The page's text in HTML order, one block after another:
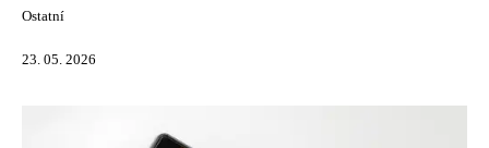
Ostatní
23. 05. 2026